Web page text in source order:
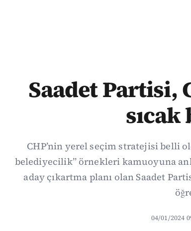
Saadet Partisi,
sıcak
CHP’nin yerel seçim stratejisi belli
belediyecilik” örnekleri kamuoyuna
aday çıkartma planı olan Saadet
04/01/2024